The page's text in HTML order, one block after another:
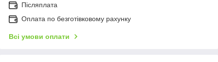
Післяплата
Оплата по безготівковому рахунку
Всі умови оплати